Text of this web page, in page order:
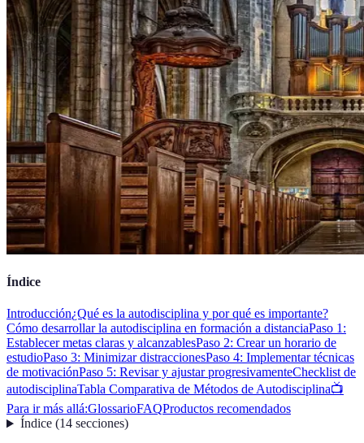
Índice
Introducción¿Qué es la autodisciplina y por qué es importante?
Cómo desarrollar la autodisciplina en formación a distanciaPaso 1:
Establecer metas claras y alcanzablesPaso 2: Crear un horario de
estudioPaso 3: Minimizar distraccionesPaso 4: Implementar técnicas
de motivaciónPaso 5: Revisar y ajustar progresivamenteChecklist de
autodisciplinaTabla Comparativa de Métodos de Autodisciplina📺
Para ir más allá:GlossarioFAQProductos recomendados
Índice(14 secciones)